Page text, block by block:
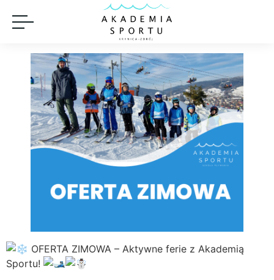
OFERTA ZIMOWA – Aktywne ferie z Akademią
Sportu!